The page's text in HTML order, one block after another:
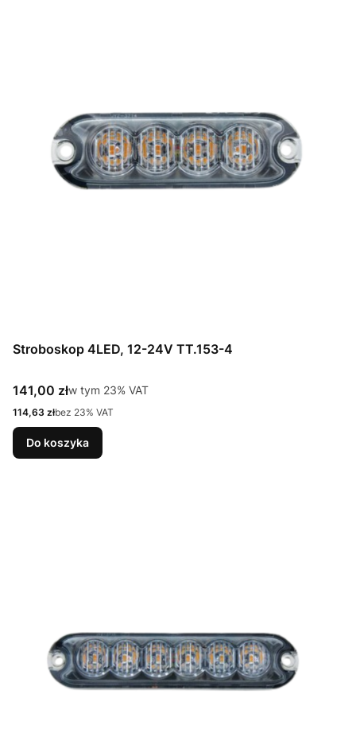
Stroboskop 4LED, 12-24V TT.153-4
Cena brutto
141,00 złw tym %s VAT
w tym 23% VAT
Cena netto
114,63 złbez 23% VAT
Do koszyka